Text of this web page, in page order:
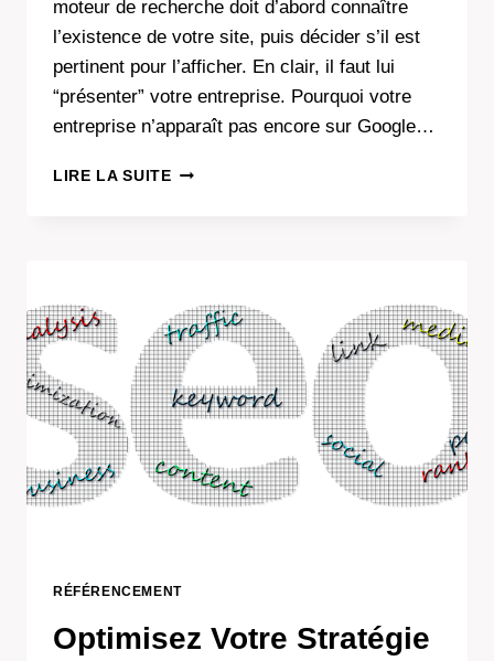
moteur de recherche doit d’abord connaître
l’existence de votre site, puis décider s’il est
pertinent pour l’afficher. En clair, il faut lui
“présenter” votre entreprise. Pourquoi votre
entreprise n’apparaît pas encore sur Google…
LIRE LA SUITECOMMENT
TAPE
LE
NOM
DE
MON
ENTREPRISE
?
RÉFÉRENCEMENT
Optimisez Votre Stratégie